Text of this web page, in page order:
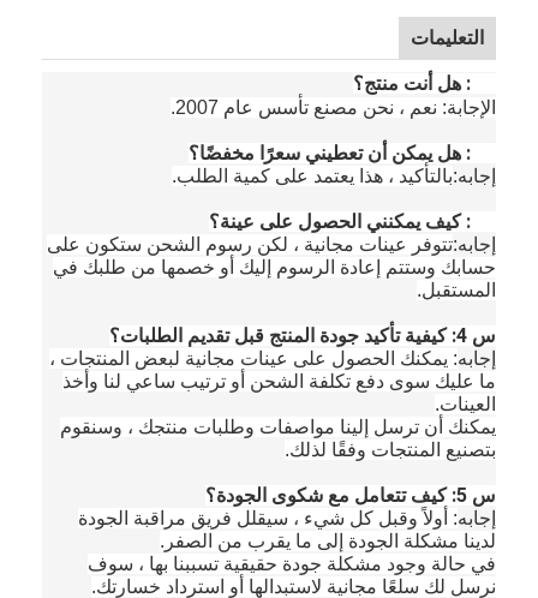
مساحيق الرش الحراري
مسحوق نيكل كروم
مسحوق التنغستن المعدني
مسحوق كربيد المعادن
قضبان اللحام
مسحوق التغطية بالليزر
مسحوق أكسيد السيراميك
مسحوق سبيكة أساس النيكل
التعليمات
Q1: هل أنت منتج؟
الإجابة: نعم ، نحن مصنع تأسس عام 2007.
Q2: هل يمكن أن تعطيني سعرًا مخفضًا؟
إجابه:بالتأكيد ، هذا يعتمد على كمية الطلب.
Q3: كيف يمكنني الحصول على عينة؟
إجابه:تتوفر عينات مجانية ، لكن رسوم الشحن ستكون على
حسابك وستتم إعادة الرسوم إليك أو خصمها من طلبك في
المستقبل.
س 4: كيفية تأكيد جودة المنتج قبل تقديم الطلبات؟
إجابه: يمكنك الحصول على عينات مجانية لبعض المنتجات ،
ما عليك سوى دفع تكلفة الشحن أو ترتيب ساعي لنا وأخذ
العينات.
يمكنك أن ترسل إلينا مواصفات وطلبات منتجك ، وسنقوم
بتصنيع المنتجات وفقًا لذلك.
س 5: كيف تتعامل مع شكوى الجودة؟
إجابه: أولاً وقبل كل شيء ، سيقلل فريق مراقبة الجودة
لدينا مشكلة الجودة إلى ما يقرب من الصفر.
في حالة وجود مشكلة جودة حقيقية تسببنا بها ، سوف
نرسل لك سلعًا مجانية لاستبدالها أو استرداد خسارتك.